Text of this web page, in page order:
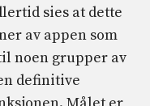
sies at dette
av appen som
noen grupper av
definitive